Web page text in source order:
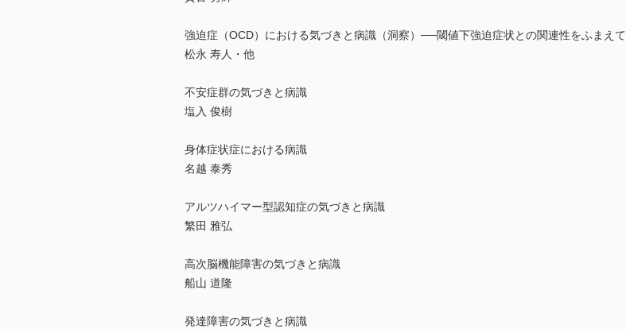
強迫症（OCD）における気づきと病識（洞察）──閾値下強迫症状との関連性をふまえて
松永 寿人・他
不安症群の気づきと病識
塩入 俊樹
身体症状症における病識
名越 泰秀
アルツハイマー型認知症の気づきと病識
繁田 雅弘
高次脳機能障害の気づきと病識
船山 道隆
発達障害の気づきと病識